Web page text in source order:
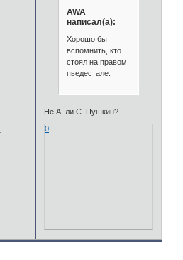
AWA
написал(а):
Хорошо бы
вспомнить, кто
стоял на правом
пьедестале.
Не А. ли С. Пушкин?
0